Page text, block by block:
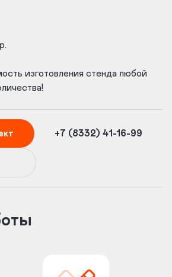
изготовления стенда любой
+7 (8332) 41-16-99